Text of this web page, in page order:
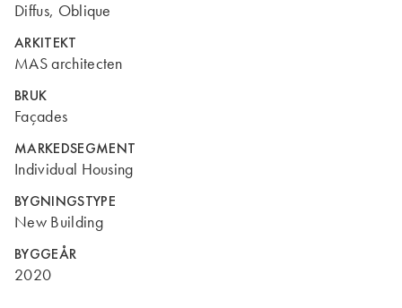
Diffus, Oblique
ARKITEKT
MAS architecten
BRUK
Façades
MARKEDSEGMENT
Individual Housing
BYGNINGSTYPE
New Building
BYGGEÅR
2020